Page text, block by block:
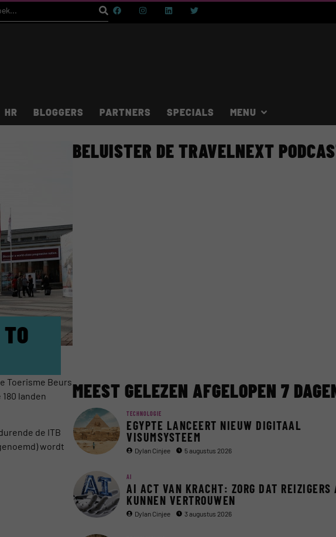
HR BLOGGERS PARTNERS SPECIALS
Toerisme Beurs
landen
de ITB
wordt
BELUISTER DE TRAVELNEXT
MEEST GELEZEN AFGELOPEN 7
TECHNOLOGIE
EGYPTE LANCEERT NIEUW DIGITAAL
VISUMSYSTEEM
Dylan Cinjee 5 augustus 2026
AI
AI ACT VAN KRACHT: ZORG DAT REIZIGERS
KUNNEN VERTROUWEN
Dylan Cinjee 3 augustus 2026